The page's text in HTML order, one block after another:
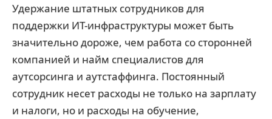
Удержание штатных сотрудников для
поддержки ИТ-инфраструктуры может быть
значительно дороже, чем работа со сторонней
компанией и найм специалистов для
аутсорсинга и аутстаффинга. Постоянный
сотрудник несет расходы не только на зарплату
и налоги, но и расходы на обучение,